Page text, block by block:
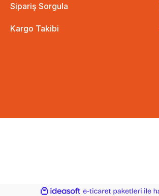
Sipariş Sorgula
Kargo Takibi
ideasoft e-